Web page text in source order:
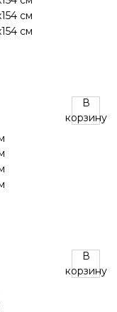
В
корзину
В
корзину